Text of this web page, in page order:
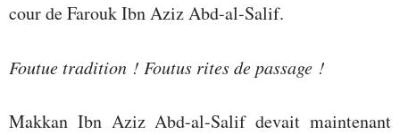
cour de Farouk Ibn Aziz Abd-al-Salif.
Foutue tradition ! Foutus rites de passage !
Makkan Ibn Aziz Abd-al-Salif devait maintenant